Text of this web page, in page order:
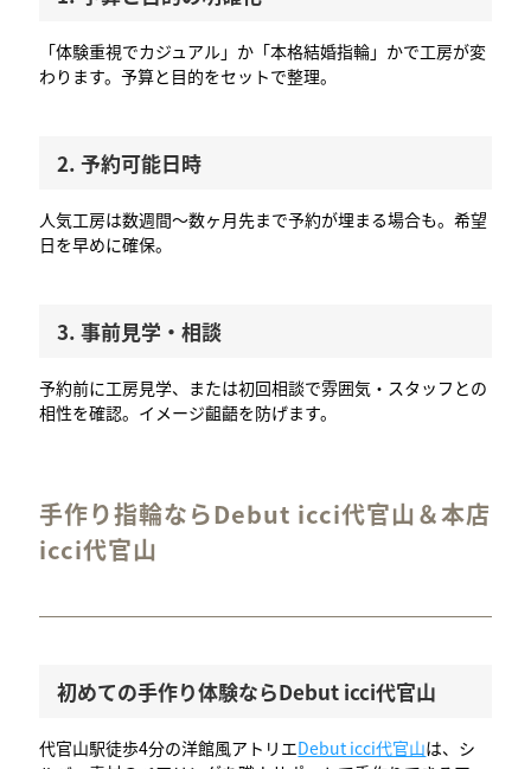
「体験重視でカジュアル」か「本格結婚指輪」かで工房が変
わります。予算と目的をセットで整理。
2. 予約可能日時
人気工房は数週間〜数ヶ月先まで予約が埋まる場合も。希望
日を早めに確保。
3. 事前見学・相談
予約前に工房見学、または初回相談で雰囲気・スタッフとの
相性を確認。イメージ齟齬を防げます。
手作り指輪ならDebut icci代官山＆本店
icci代官山
初めての手作り体験ならDebut icci代官山
代官山駅徒歩4分の洋館風アトリエDebut icci代官山は、シ